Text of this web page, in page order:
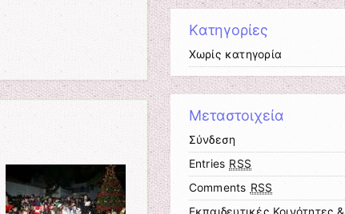
Kατηγορίες
Χωρίς κατηγορία
Μεταστοιχεία
Σύνδεση
Entries RSS
Comments RSS